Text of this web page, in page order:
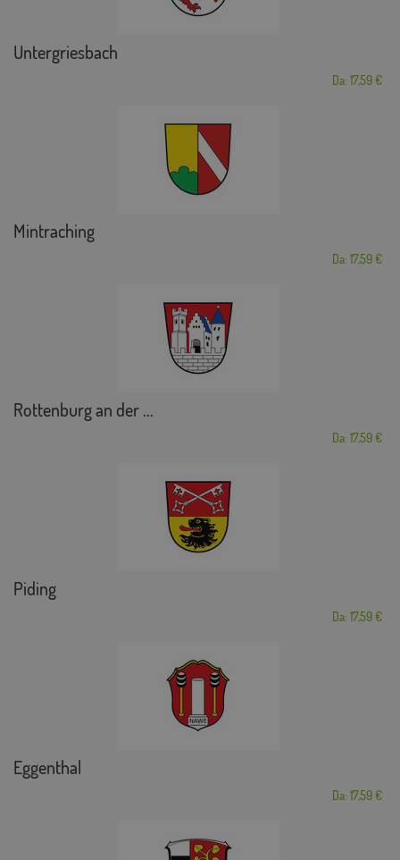
Untergriesbach
Da: 17,59 €
Mintraching
Da: 17,59 €
Rottenburg an der ...
Da: 17,59 €
Piding
Da: 17,59 €
Eggenthal
Da: 17,59 €